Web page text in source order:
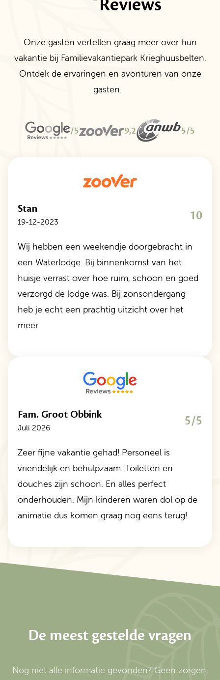
Reviews
Stan
19-12-2023 10
Wij hebben een weekendje doorgebracht in
een Waterlodge. Bij binnenkomst van het
huisje verrast over hoe ruim, schoon en goed
verzorgd de lodge was. Bij zonsondergang
heb je echt een prachtig uitzicht over het
meer.
Onze gasten vertellen graag meer over hun
vakantie bij Familievakantiepark Krieghuusbelten.
Ontdek de ervaringen en avonturen van onze
gasten.
/5 9,2 5/5
Fam. Groot Obbink
Juli 2026 5/5
Zeer fijne vakantie gehad! Personeel is
vriendelijk en behulpzaam. Toiletten en
douches zijn schoon. En alles perfect
onderhouden. Mijn kinderen waren dol op de
animatie dus komen graag nog eens terug!
De meest gestelde vragen
Nog niet alle informatie gevonden? Geen zorgen,